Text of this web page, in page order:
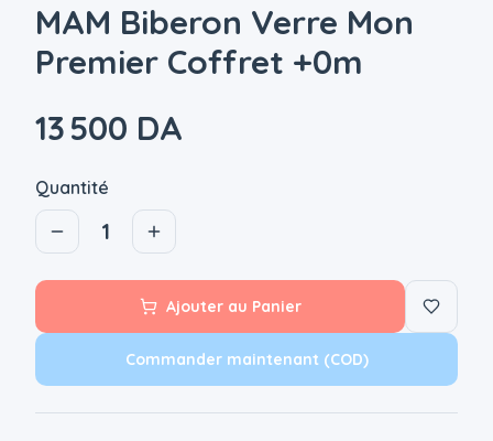
MAM Biberon Verre Mon
Premier Coffret +0m
13 500 DA
Quantité
1
Ajouter au Panier
Commander maintenant (COD)